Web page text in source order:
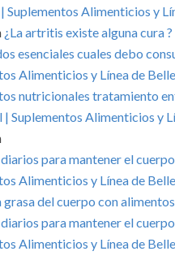
Suplementos Alimenticios y
¿La artritis existe alguna cura ?
esenciales cuales debo
Alimenticios y Línea de
nutricionales tratamiento
Suplementos Alimenticios y
para mantener el
Alimenticios y Línea de
grasa del cuerpo con alimentos
para mantener el
Alimenticios y Línea de